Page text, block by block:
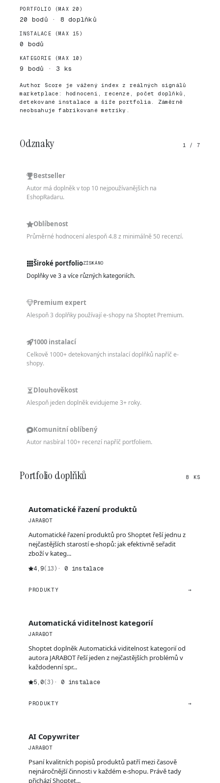
PORTFOLIO (MAX 20)
20 bodů · 8 doplňků
INSTALACE (MAX 15)
0 bodů
KATEGORIE (MAX 10)
9 bodů · 3 ks
Author Score je vážený index z reálných signálů
marketplace: hodnocení, recenze, počet doplňků,
detekované instalace a šíře portfolia. Záměrně
neobsahuje fabrikované metriky.
Odznaky 1 / 7
Bestseller
Autor má doplněk v top 10 nejpoužívanějších na
EshopRadaru.
Oblíbenost
Průměrné hodnocení alespoň 4.8 z minimálně 50 recenzí.
Široké portfolioZÍSKÁNO
Doplňky ve 3 a více různých kategoriích.
Premium expert
Alespoň 3 doplňky používají e-shopy na Shoptet Premium.
1000 instalací
Celkově 1000+ detekovaných instalací doplňků napříč e-
shopy.
Dlouhověkost
Alespoň jeden doplněk evidujeme 3+ roky.
Komunitní oblíbený
Autor nasbíral 100+ recenzí napříč portfoliem.
Portfolio doplňků 8 KS
Automatické řazení produktů
JARABOT
Automatické řazení produktů pro Shoptet řeší jednu z
nejčastějších starostí e-shopů: jak efektivně seřadit
zboží v kateg...
4,9(13) · 0 instalace
PRODUKTY →
Automatická viditelnost kategorií
JARABOT
Shoptet doplněk Automatická viditelnost kategorií od
autora JARABOT řeší jeden z nejčastějších problémů v
každodenní spr...
5,0(3) · 0 instalace
PRODUKTY →
AI Copywriter
JARABOT
Psaní kvalitních popisů produktů patří mezi časově
nejnáročnější činnosti v každém e-shopu. Právě tady
přichází Shoptet...